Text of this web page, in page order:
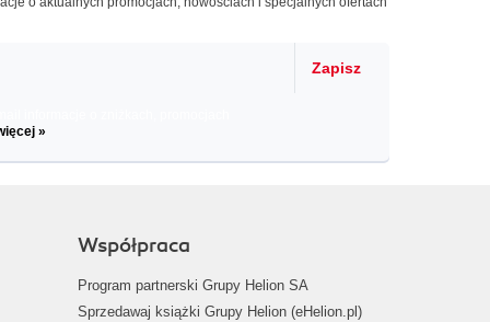
Zapisz
»
Współpraca
Program partnerski Grupy Helion SA
Sprzedawaj książki Grupy Helion (eHelion.pl)